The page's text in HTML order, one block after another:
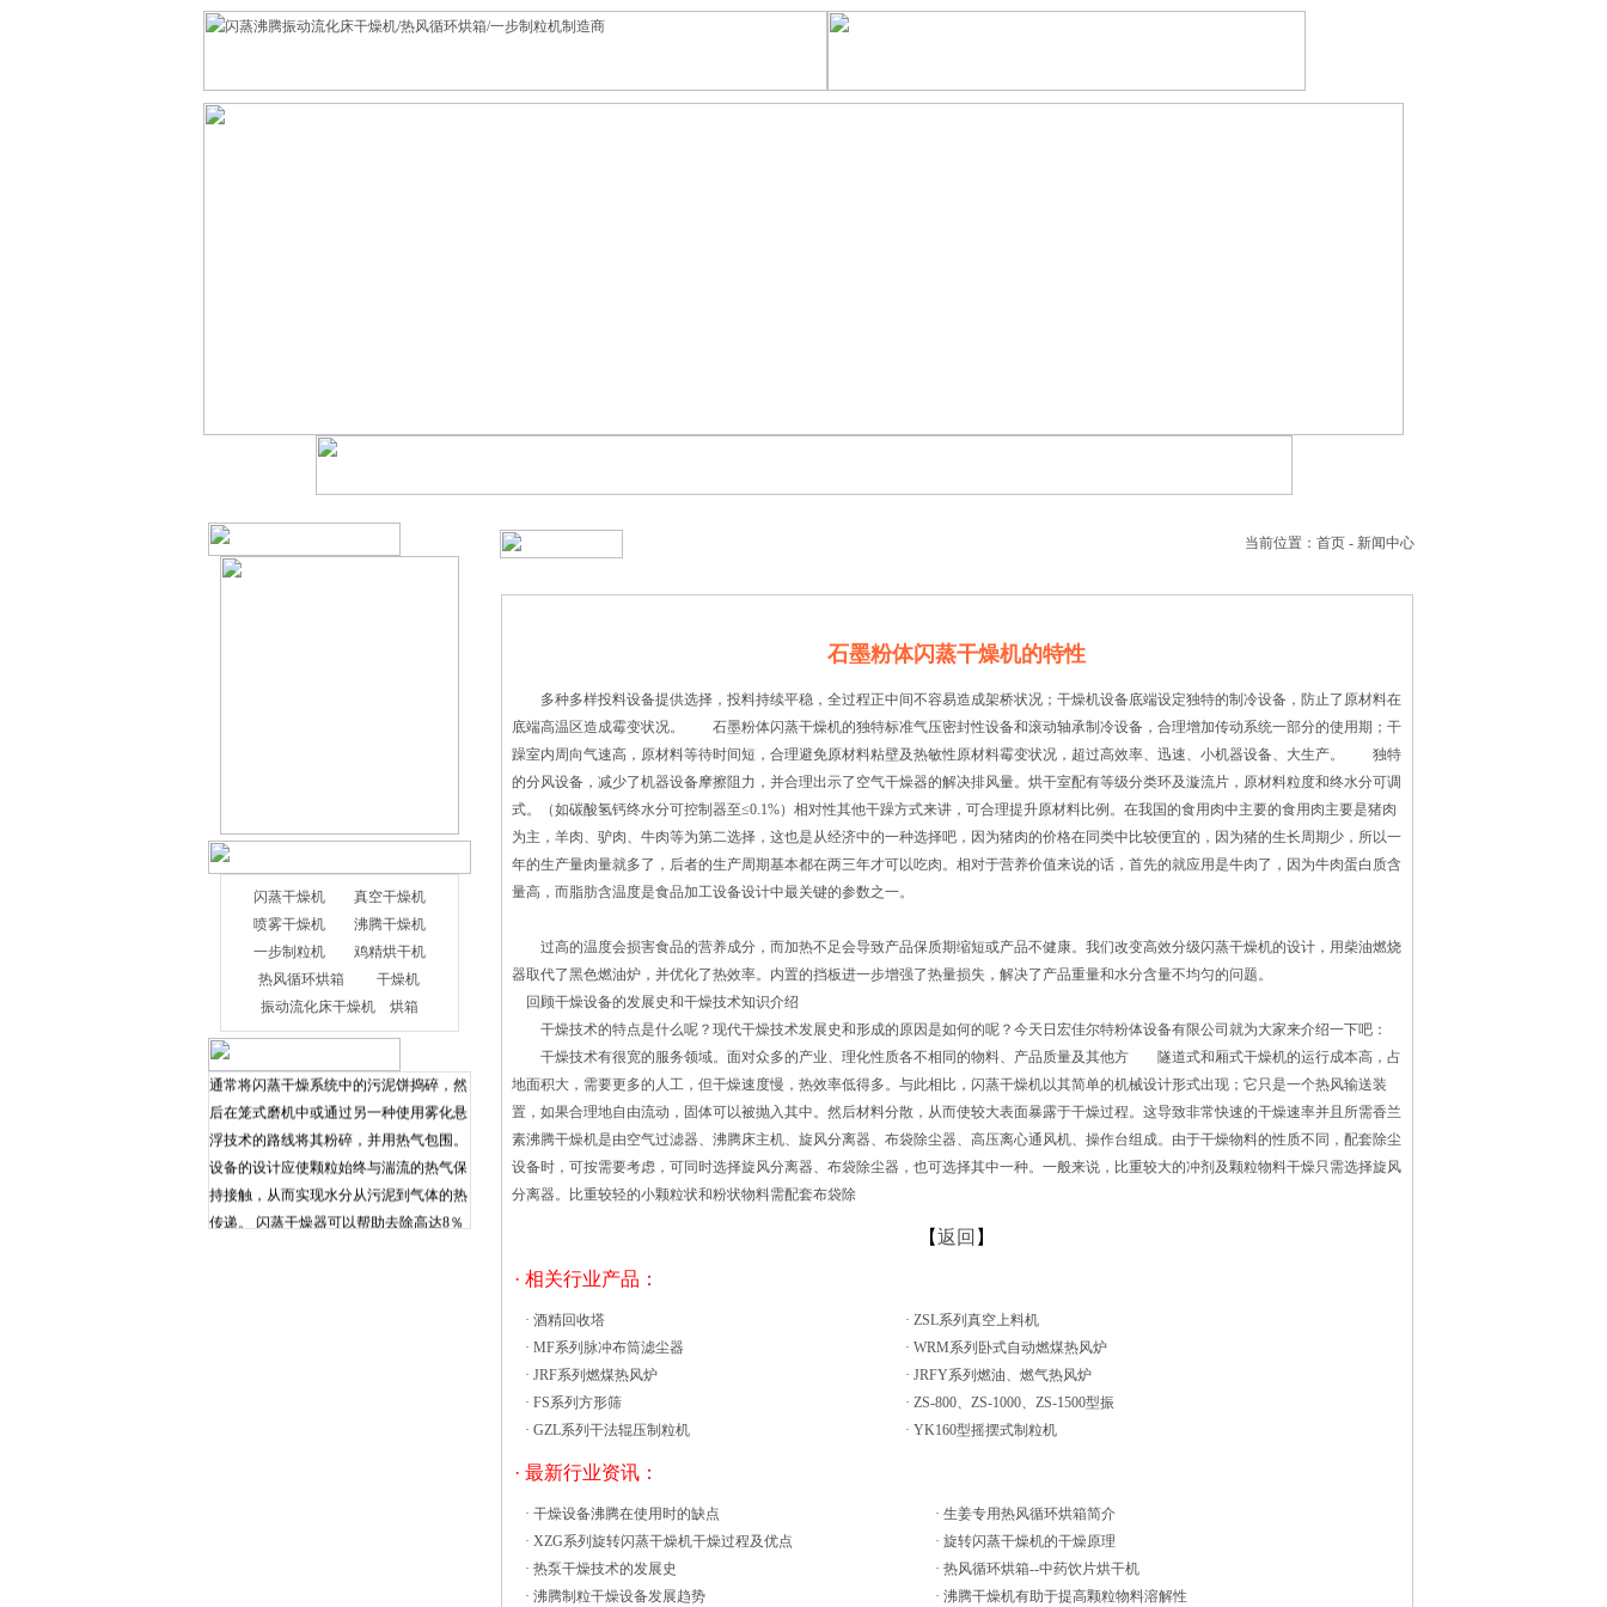
闪蒸干燥机
真空干燥机
喷雾干燥机
沸腾干燥机
一步制粒机
鸡精烘干机
热风循环烘箱
干燥机
振动流化床干燥机
烘箱
通常将闪蒸干燥系统中的污泥饼捣碎，然
后在笼式磨机中或通过另一种使用雾化悬
浮技术的路线将其粉碎，并用热气包围。
设备的设计应使颗粒始终与湍流的热气保
持接触，从而实现水分从污泥到气体的热
传递。 闪蒸干燥器可以帮助去除高达8％
当前位置： 首页- 新闻中心
石墨粉体闪蒸干燥机的特性
多种多样投料设备提供选择，投料持续平稳，全过程正中间不容易造成架桥状况；干燥机设备底端设定独特的制冷设备，防止了原材料在
底端高温区造成霉变状况。 石墨粉体闪蒸干燥机的独特标准气压密封性设备和滚动轴承制冷设备，合理增加传动系统一部分的使用期；干
躁室内周向气速高，原材料等待时间短，合理避免原材料粘壁及热敏性原材料霉变状况，超过高效率、迅速、小机器设备、大生产。 独特
的分风设备，减少了机器设备摩擦阻力，并合理出示了空气干燥器的解决排风量。烘干室配有等级分类环及漩流片，原材料粒度和终水分可调
式。（如碳酸氢钙终水分可控制器至≤0.1%）相对性其他干躁方式来讲，可合理提升原材料比例。在我国的食用肉中主要的食用肉主要是猪肉
为主，羊肉、驴肉、牛肉等为第二选择，这也是从经济中的一种选择吧，因为猪肉的价格在同类中比较便宜的，因为猪的生长周期少，所以一
年的生产量肉量就多了，后者的生产周期基本都在两三年才可以吃肉。相对于营养价值来说的话，首先的就应用是牛肉了，因为牛肉蛋白质含
量高，而脂肪含温度是食品加工设备设计中最关键的参数之一。
过高的温度会损害食品的营养成分，而加热不足会导致产品保质期缩短或产品不健康。我们改变高效分级闪蒸干燥机的设计，用柴油燃烧
器取代了黑色燃油炉，并优化了热效率。内置的挡板进一步增强了热量损失，解决了产品重量和水分含量不均匀的问题。
回顾干燥设备的发展史和干燥技术知识介绍
干燥技术的特点是什么呢？现代干燥技术发展史和形成的原因是如何的呢？今天日宏佳尔特粉体设备有限公司就为大家来介绍一下吧：
干燥技术有很宽的服务领域。面对众多的产业、理化性质各不相同的物料、产品质量及其他方 隧道式和厢式干燥机的运行成本高，占
地面积大，需要更多的人工，但干燥速度慢，热效率低得多。与此相比，闪蒸干燥机以其简单的机械设计形式出现；它只是一个热风输送装
置，如果合理地自由流动，固体可以被抛入其中。然后材料分散，从而使较大表面暴露于干燥过程。这导致非常快速的干燥速率并且所需香兰
素沸腾干燥机是由空气过滤器、沸腾床主机、旋风分离器、布袋除尘器、高压离心通风机、操作台组成。由于干燥物料的性质不同，配套除尘
设备时，可按需要考虑，可同时选择旋风分离器、布袋除尘器，也可选择其中一种。一般来说，比重较大的冲剂及颗粒物料干燥只需选择旋风
分离器。比重较轻的小颗粒状和粉状物料需配套布袋除
【返回 】
· 相关行业产品：
· 酒精回收塔 · ZSL系列真空上料机
· MF系列脉冲布筒滤尘器 · WRM系列卧式自动燃煤热风炉
· JRF系列燃煤热风炉 · JRFY系列燃油、燃气热风炉
· FS系列方形筛 · ZS-800、ZS-1000、ZS-1500型振
· GZL系列干法辊压制粒机 · YK160型摇摆式制粒机
· 最新行业资讯：
· 干燥设备沸腾在使用时的缺点 · 生姜专用热风循环烘箱简介
· XZG系列旋转闪蒸干燥机干燥过程及优点 · 旋转闪蒸干燥机的干燥原理
· 热泵干燥技术的发展史 · 热风循环烘箱--中药饮片烘干机
· 沸腾制粒干燥设备发展趋势 · 沸腾干燥机有助于提高颗粒物料溶解性